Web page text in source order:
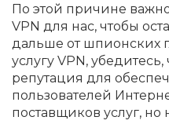
По этой причине
VPN для нас, чтобы
дальше от шпионских
услугу VPN,
репутация для
пользователей
поставщиков услуг,